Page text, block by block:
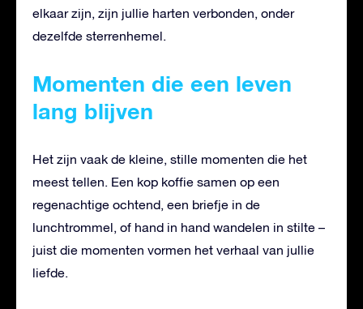
elkaar zijn, zijn jullie harten verbonden, onder
dezelfde sterrenhemel.
Momenten die een leven
lang blijven
Het zijn vaak de kleine, stille momenten die het
meest tellen. Een kop koffie samen op een
regenachtige ochtend, een briefje in de
lunchtrommel, of hand in hand wandelen in stilte –
juist die momenten vormen het verhaal van jullie
liefde.